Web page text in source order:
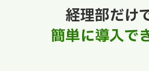
経理部だけ
簡単に導入で